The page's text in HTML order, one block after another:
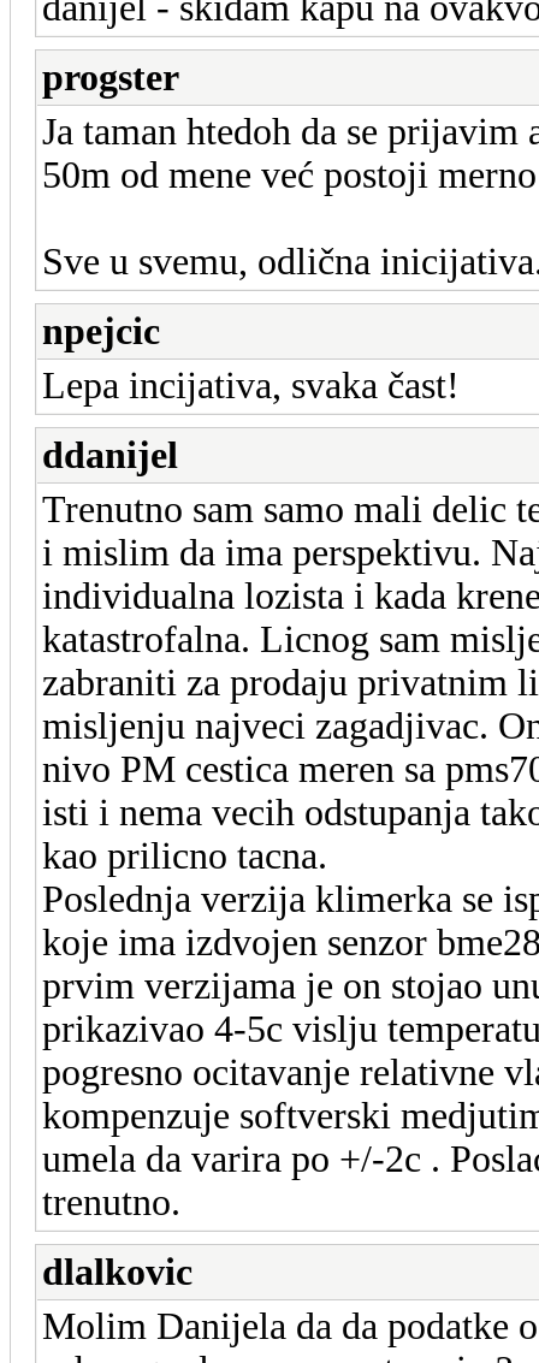
progster
Ja taman htedoh da se
50m od mene već postoji
Sve u svemu, odlična
npejcic
Lepa incijativa, svaka čast!
ddanijel
Trenutno sam samo mali delic
i mislim da ima perspektivu.
individualna lozista i kada
katastrofalna. Licnog sam
zabraniti za prodaju privatnim
misljenju najveci zagadjivac.
nivo PM cestica meren sa
isti i nema vecih odstupanja
kao prilicno tacna.
Poslednja verzija klimerka se
koje ima izdvojen senzor
prvim verzijama je on stojao
prikazivao 4-5c vislju
pogresno ocitavanje relativne
kompenzuje softverski
umela da varira po +/-2c .
trenutno.
dlalkovic
Molim Danijela da da podatke